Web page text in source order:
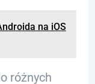
na iOS
różnych